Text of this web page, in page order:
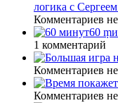
логика с
Комментариев
60
1 комментарий
Комментариев
Комментариев